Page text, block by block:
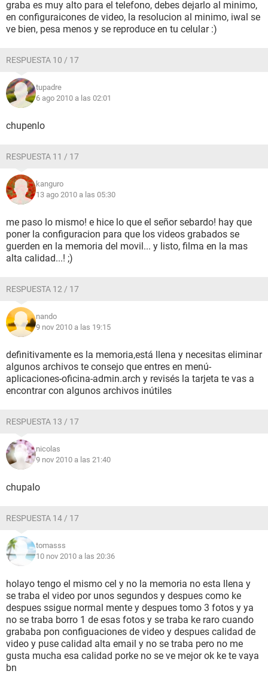
graba es muy alto para el telefono, debes dejarlo al minimo,
en configuraicones de video, la resolucion al minimo, iwal se
ve bien, pesa menos y se reproduce en tu celular :)
RESPUESTA 10 / 17
tupadre
6 ago 2010 a las 02:01
chupenlo
RESPUESTA 11 / 17
kanguro
13 ago 2010 a las 05:30
me paso lo mismo! e hice lo que el señor sebardo! hay que
poner la configuracion para que los videos grabados se
guerden en la memoria del movil... y listo, filma en la mas
alta calidad...! ;)
RESPUESTA 12 / 17
nando
9 nov 2010 a las 19:15
definitivamente es la memoria,está llena y necesitas eliminar
algunos archivos te consejo que entres en menú-
aplicaciones-oficina-admin.arch y revisés la tarjeta te vas a
encontrar con algunos archivos inútiles
RESPUESTA 13 / 17
nicolas
9 nov 2010 a las 21:40
chupalo
RESPUESTA 14 / 17
tomasss
10 nov 2010 a las 20:36
holayo tengo el mismo cel y no la memoria no esta llena y
se traba el video por unos segundos y despues como ke
despues ssigue normal mente y despues tomo 3 fotos y ya
no se traba borro 1 de esas fotos y se traba ke raro cuando
grababa pon configuaciones de video y despues calidad de
video y puse calidad alta email y no se traba pero no me
gusta mucha esa calidad porke no se ve mejor ok ke te vaya
bn